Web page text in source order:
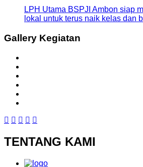
LPH Utama BSPJI Ambon siap
lokal untuk terus naik kelas dan
Gallery Kegiatan
TENTANG KAMI